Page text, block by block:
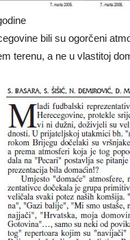
bili su ogorčeni
terenu, a ne u vlastitoj